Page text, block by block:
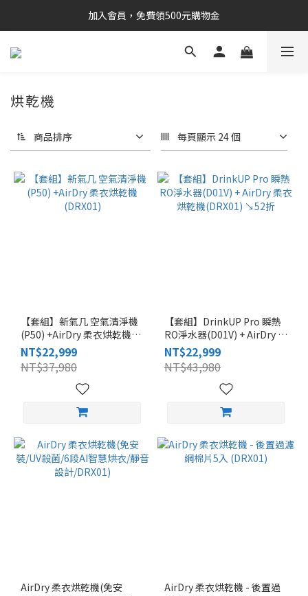
加入會員，免費領500元購物金
烘乾機
商品排序 每頁顯示 24 個
【套組】新氣几 空氣清淨機
(P50) +AirDry 柔衣烘乾機
(DRX01)
NT$22,999
NT$37,980
【套組】DrinkUP Pro 瞬熱
RO淨水器(D01V) + AirDry 柔
衣烘乾機(DRX01) ↘︎52折
NT$22,999
NT$43,980
AirDry 柔衣烘乾機(免安
AirDry 柔衣烘乾機 - 後置過